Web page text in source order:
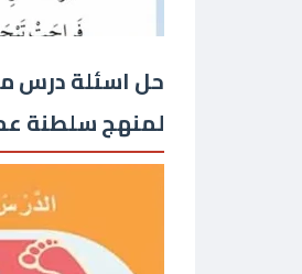
حل اسئلة درس
لمنهج سلطنة